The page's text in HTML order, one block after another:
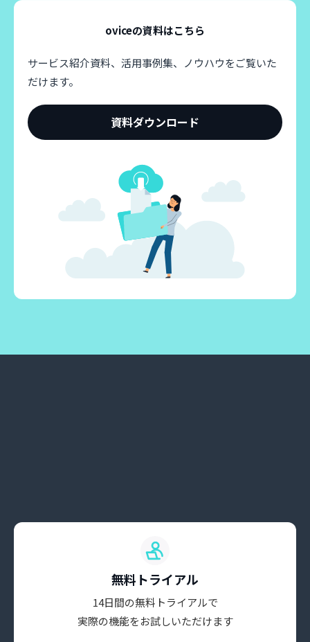
oviceの資料はこちら
サービス紹介資料、活用事例集、ノウハウをご覧いた
だけます。
資料ダウンロード
無料トライアル
14日間の無料トライアルで
実際の機能をお試しいただけます